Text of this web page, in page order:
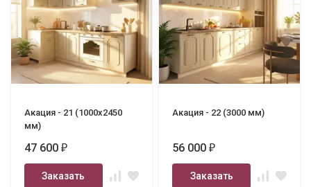
Акация - 21 (1000х2450
мм)
47 600₽
Заказать
Акация - 22 (3000 мм)
56 000₽
Заказать